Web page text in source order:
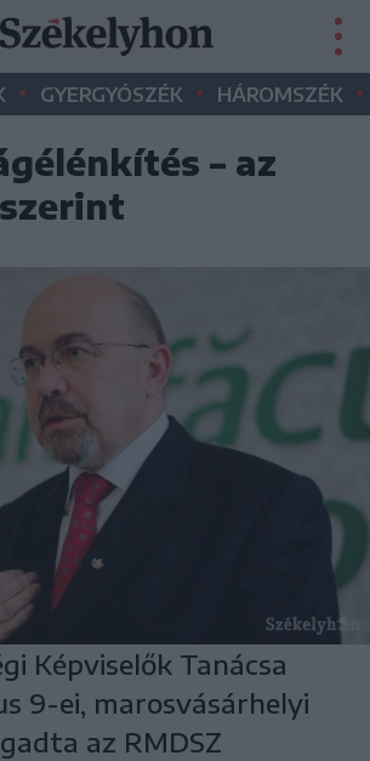
• GYERGYÓSZÉK • HÁROMSZÉK •
– az
Képviselők Tanácsa
9-ei, marosvásárhelyi
az RMDSZ